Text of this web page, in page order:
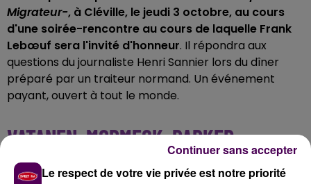
Migrateur-, à Cléville, le jeudi 3 octobre, au cours
d'une soirée-rencontre au cours de laquelle Frank
Lebœuf sera l'invité d'honneur. Il répondra aux
questions du journaliste Henri Sannier lors du dîner
préparé par un traiteur normand. Un événement
payant, ouvert à tout le monde.
VATANEN, MORMECK, PARKER,
LEBOEUF...
Le respect de votre vie privée est notre priorité
Continuer sans accepter